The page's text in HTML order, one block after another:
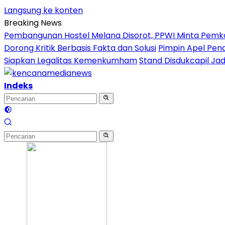
Langsung ke konten
Breaking News
Pembangunan Hostel Melana Disorot, PPWI Minta
Dorong Kritik Berbasis Fakta dan Solusi Pimpin Apel
Siapkan Legalitas KemenkumhamStand Disdukcapil
Indeks